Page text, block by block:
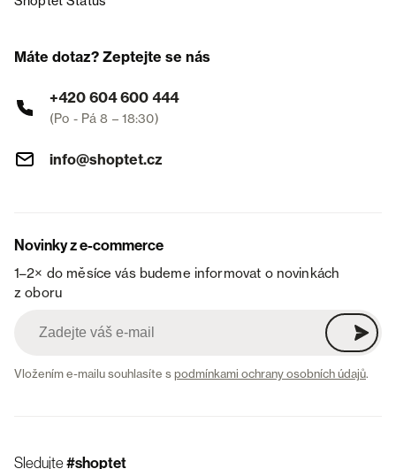
Máte dotaz? Zeptejte se nás
+420 604 600 444
(Po - Pá 8 – 18:30)
info@shoptet.cz
Novinky z e-commerce
1–2× do měsíce vás budeme informovat o novinkách
z oboru
Vložením e-mailu souhlasíte spodmínkami ochrany osobních údajů.
Sledujte#shoptet